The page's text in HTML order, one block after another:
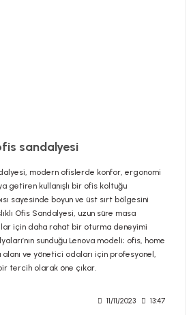
sandalyesi
modern ofislerde konfor, ergonomi
getiren kullanışlı bir ofis koltuğu
sayesinde boyun ve üst sırt bölgesini
Ofis Sandalyesi, uzun süre masa
için daha rahat bir oturma deneyimi
sunduğu Lenova modeli; ofis, home
ve yönetici odaları için profesyonel,
tercih olarak öne çıkar.
11/11/2023 13:47